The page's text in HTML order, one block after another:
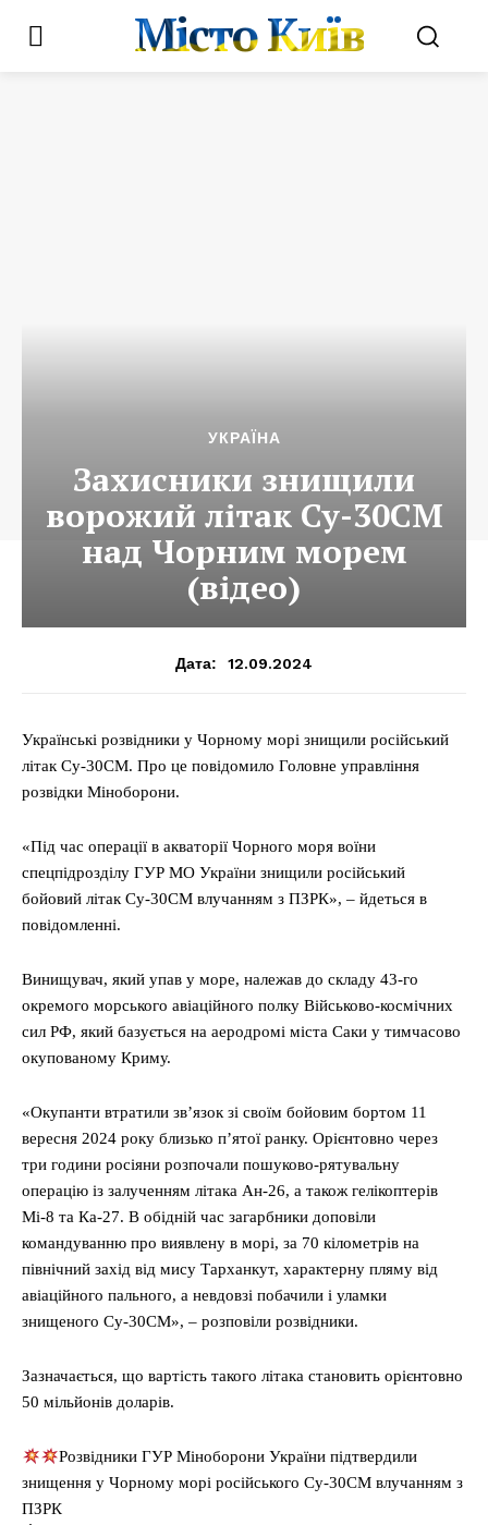
Місто Київ
УКРАЇНА
Захисники знищили
ворожий літак Су-30СМ
над Чорним морем
(відео)
Дата: 12.09.2024
Українські розвідники у Чорному морі знищили російський
літак Су-30СМ. Про це повідомило Головне управління
розвідки Міноборони.
«Під час операції в акваторії Чорного моря воїни
спецпідрозділу ГУР МО України знищили російський
бойовий літак Су-30СМ влучанням з ПЗРК», – йдеться в
повідомленні.
Винищувач, який упав у море, належав до складу 43-го
окремого морського авіаційного полку Військово-космічних
сил РФ, який базується на аеродромі міста Саки у тимчасово
окупованому Криму.
«Окупанти втратили зв’язок зі своїм бойовим бортом 11
вересня 2024 року близько п’ятої ранку. Орієнтовно через
три години росіяни розпочали пошуково-рятувальну
операцію із залученням літака Ан-26, а також гелікоптерів
Мі-8 та Ка-27. В обідній час загарбники доповіли
командуванню про виявлену в морі, за 70 кілометрів на
північний захід від мису Тарханкут, характерну пляму від
авіаційного пального, а невдовзі побачили і уламки
знищеного Су-30СМ», – розповіли розвідники.
Зазначається, що вартість такого літака становить орієнтовно
50 мільйонів доларів.
Розвідники ГУР Міноборони України підтвердили
знищення у Чорному морі російського Су-30СМ влучанням з
ПЗРК